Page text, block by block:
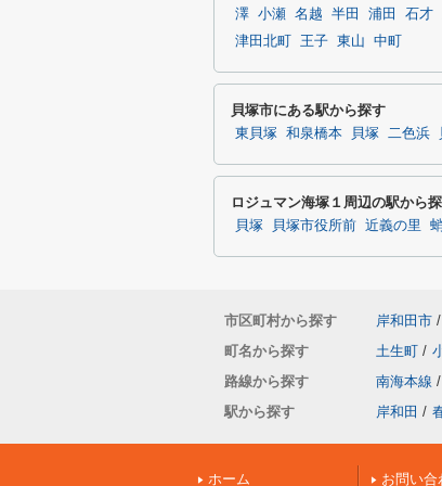
澤 小瀬 名越 半田 浦田 石才
津田北町
王子 東山 中町
貝塚市にある駅から探す
東貝塚 和泉橋本 貝塚 二色浜
ロジュマン海塚１周辺の駅から
貝塚 貝塚市役所前 近義の里
市区町村から探す 岸和田市 /
町名から探す
土生町 /
路線から探す
南海本線 /
駅から探す
岸和田 /
ホーム お問い合